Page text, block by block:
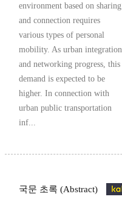
environment based on sharing
and connection requires
various types of personal
mobility. As urban integration
and networking progress, this
demand is expected to be
higher. In connection with
urban public transportation
inf...
국문 초록 (Abstract)